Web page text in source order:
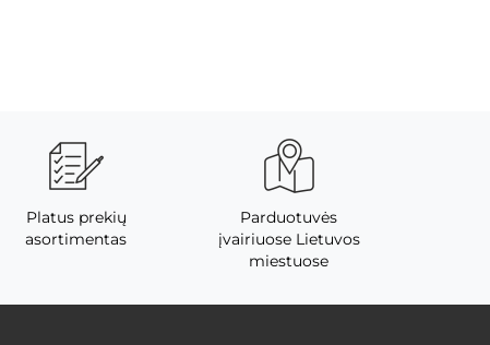
Platus prekių
asortimentas
Parduotuvės
įvairiuose Lietuvos
miestuose